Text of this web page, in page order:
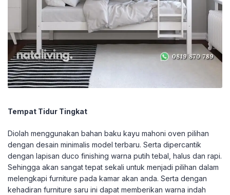
Tempat Tidur Tingkat
Diolah menggunakan bahan baku kayu mahoni oven pilihan
dengan desain minimalis model terbaru. Serta dipercantik
dengan lapisan duco finishing warna putih tebal, halus dan rapi.
Sehingga akan sangat tepat sekali untuk menjadi pilihan dalam
melengkapi furniture pada kamar akan anda. Serta dengan
kehadiran furniture saru ini dapat memberikan warna indah